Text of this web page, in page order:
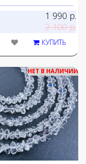
1 990 р.
2 100 р.
КУПИТЬ
НЕТ В НАЛИЧИИ